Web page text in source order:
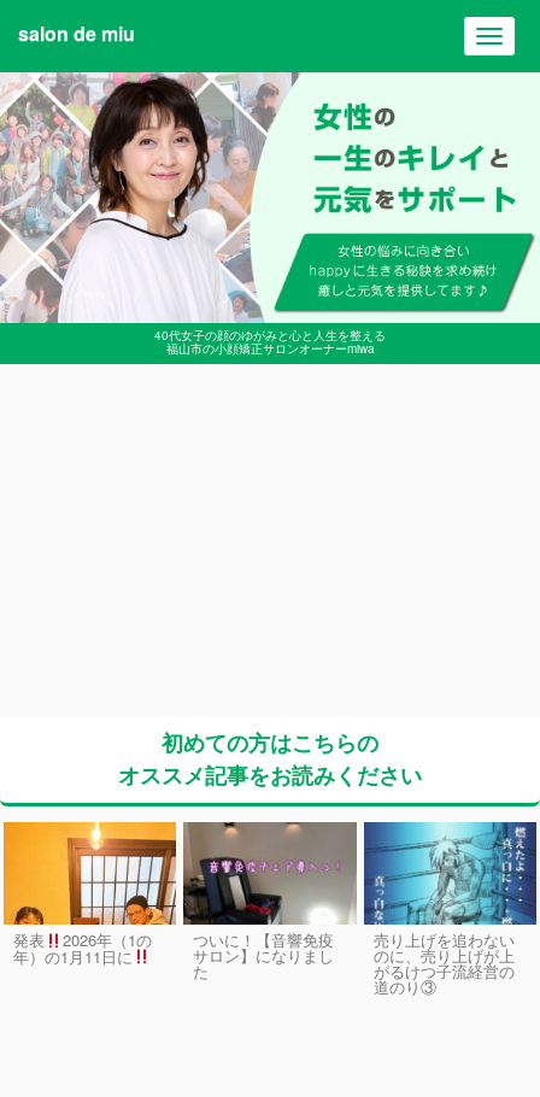
40代女子の顔のゆがみと心と人生を整える
福山市の小顔矯正サロンオーナーmiwa
salon de miu
初めての方はこちらの
オススメ記事をお読みください
発表 2026年（1の
年）の1月11日に
ついに！【音響免疫
サロン】になりまし
た
売り上げを追わない
のに、売り上げが上
がるけつ子流経営の
道のり③